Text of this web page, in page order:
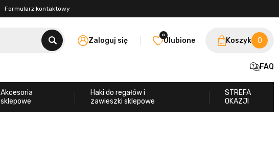
Formularz kontaktowy
Zaloguj się Ulubione
0
Koszyk 0
FAQ
Akcesoria
sklepowe
Haki do regałów i
zawieszki sklepowe
STREFA
OKAZJI